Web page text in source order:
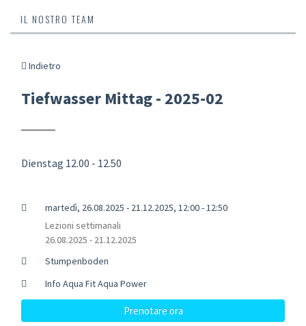
IL NOSTRO TEAM
Indietro
Tiefwasser Mittag - 2025-02
Dienstag 12.00 - 12.50
martedì, 26.08.2025 - 21.12.2025, 12:00 - 12:50
Lezioni settimanali
26.08.2025 - 21.12.2025
Stumpenboden
Info Aqua Fit Aqua Power
Prenotare ora